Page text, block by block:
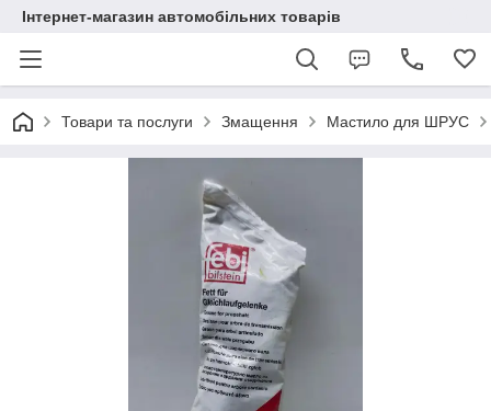
Інтернет-магазин автомобільних товарів
Товари та послуги Змащення Мастило для ШРУС